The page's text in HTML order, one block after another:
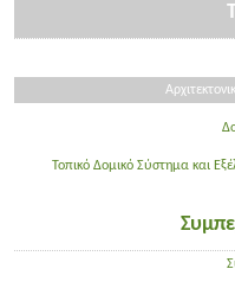
Τοπικό Δομικό Σύστημα και